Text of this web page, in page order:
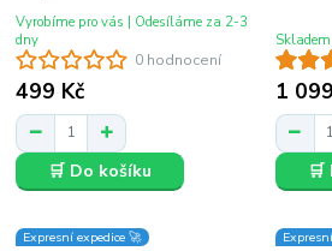
0 hodnocení
499 Kč
Vyrobíme pro vás | Odesíláme za 2-3
dny
🛒 Do košíku
1
🛒
Expresní expedice 🚀